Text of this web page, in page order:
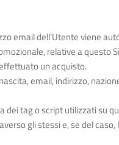
email dell’Utente viene
relative a
un acquisto.
email, indirizzo,
tag o script utilizzati su
gli stessi e, se del